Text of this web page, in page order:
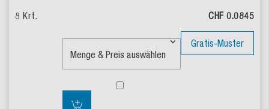
CHF 0.0845
Gratis-Muster